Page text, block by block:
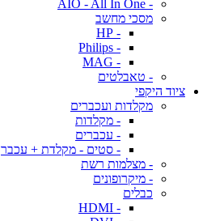
- AIO - All In One
מסכי מחשב
- HP
- Philips
- MAG
- טאבלטים
ציוד היקפי
מקלדות ועכברים
- מקלדות
- עכברים
- סטים - מקלדת + עכבר
- מצלמות רשת
- מיקרופונים
כבלים
- HDMI